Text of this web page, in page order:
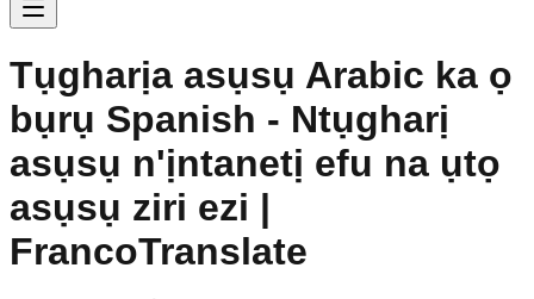
Tụgharịa asụsụ Arabic ka ọ
bụrụ Spanish - Ntụgharị
asụsụ n'ịntanetị efu na ụtọ
asụsụ ziri ezi |
FrancoTranslate